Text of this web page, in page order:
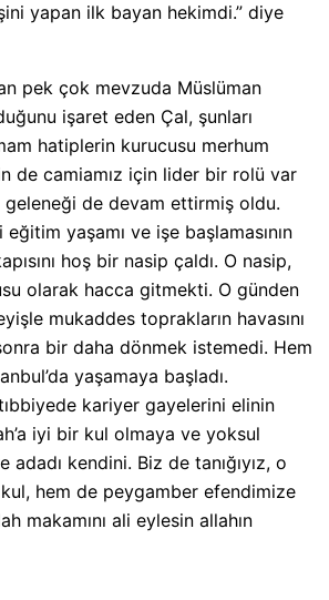
yapan ilk bayan hekimdi.” diye
pek çok mevzuda Müslüman
işaret eden Çal, şunları
hatiplerin kurucusu merhum
de camiamız için lider bir rolü var
de devam ettirmiş oldu.
eğitim yaşamı ve işe başlamasının
hoş bir nasip çaldı. O nasip,
olarak hacca gitmekti. O günden
mukaddes toprakların havasını
bir daha dönmek istemedi. Hem
yaşamaya başladı.
kariyer gayelerini elinin
iyi bir kul olmaya ve yoksul
adadı kendini. Biz de tanığıyız, o
hem de peygamber efendimize
makamını ali eylesin allahın